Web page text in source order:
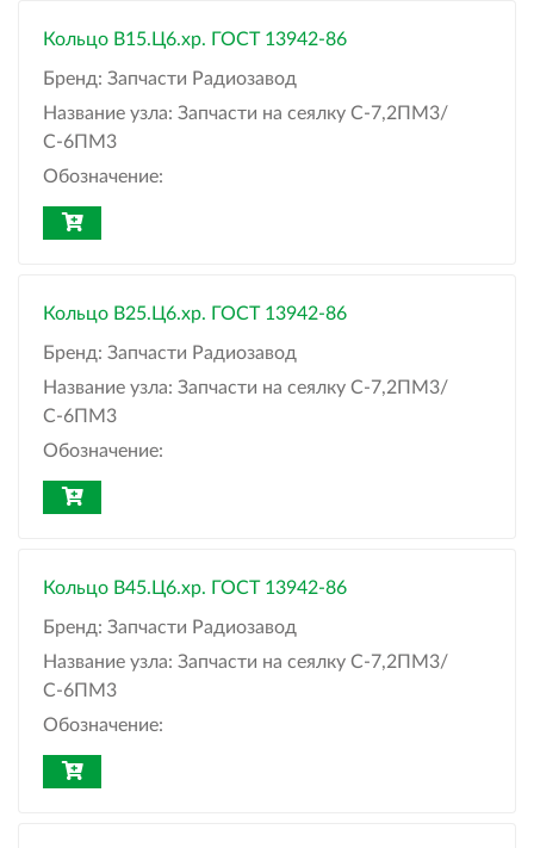
Кольцо B15.Ц6.хр. ГОСТ 13942-86
Бренд: Запчасти Радиозавод
Название узла: Запчасти на сеялку С-7,2ПМ3/
С-6ПМ3
Обозначение:
Кольцо B25.Ц6.хр. ГОСТ 13942-86
Бренд: Запчасти Радиозавод
Название узла: Запчасти на сеялку С-7,2ПМ3/
С-6ПМ3
Обозначение:
Кольцо B45.Ц6.хр. ГОСТ 13942-86
Бренд: Запчасти Радиозавод
Название узла: Запчасти на сеялку С-7,2ПМ3/
С-6ПМ3
Обозначение: